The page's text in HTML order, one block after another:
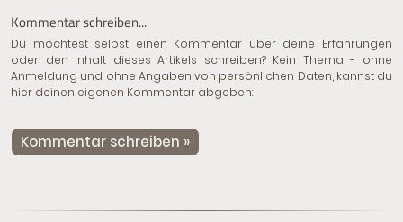
Kommentar schreiben...
Du möchtest selbst einen Kommentar über deine Erfahrungen
oder den Inhalt dieses Artikels schreiben? Kein Thema - ohne
Anmeldung und ohne Angaben von persönlichen Daten, kannst du
hier deinen eigenen Kommentar abgeben:
Kommentar schreiben »